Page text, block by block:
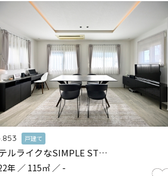
戸建て
ルライクなSIMPLE ST…
年 ／ 115㎡ ／ -